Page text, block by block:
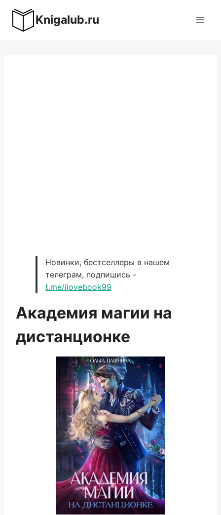
содержимому
Knigalub.ru
Новинки, бестселлеры в нашем
телеграм, подпишись -
t.me/ilovebook99
Академия магии на
дистанционке